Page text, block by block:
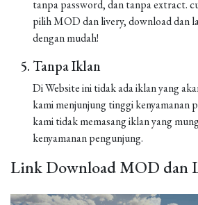
tanpa password, dan tanpa extract.
pilih MOD dan livery, download dan
dengan mudah!
Tanpa Iklan
Di Website ini tidak ada iklan yang
kami menjunjung tinggi kenyamanan
kami tidak memasang iklan yang
kenyamanan pengunjung.
Link Download MOD dan